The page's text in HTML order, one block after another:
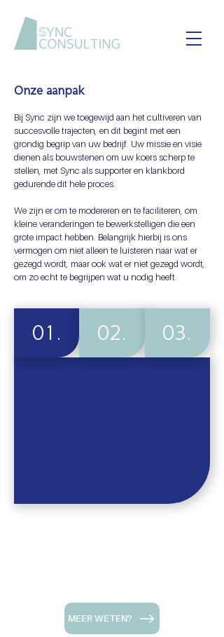
Onze aanpak
Bij Sync zijn we toegewijd aan het cultiveren van
succesvolle trajecten, en dit begint met een
grondig begrip van uw bedrijf. Uw missie en visie
dienen als bouwstenen om uw koers scherp te
stellen, met Sync als supporter en klankbord
gedurende dit hele proces.
We zijn er om te modereren en te faciliteren, om
kleine veranderingen te bewerkstelligen die een
grote impact hebben. Belangrijk hierbij is ons
vermogen om niet alleen te luisteren naar wat er
gezegd wordt, maar ook wat er niet gezegd wordt,
om zo echt te begrijpen wat u nodig heeft.
01. 02. 03.
MEER WETEN?